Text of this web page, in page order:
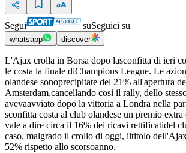
Segui suSeguici su
whatsapp discover
L'Ajax crolla in Borsa dopo lasconfitta di ieri
le costa la finale diChampions League. Le
olandese sonoprecipitate del 21% all'apertura
Amsterdam,cancellando così il rally, dello
avevaavviato dopo la vittoria a Londra nella
sconfitta costa al club olandese un premio
vale a dire circa il 16% dei ricavi rettificatidel
caso, malgrado il crollo di oggi, iltitolo
52% rispetto allo scorsoanno.